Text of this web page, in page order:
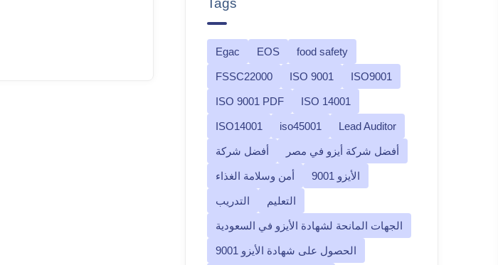
Tags
Egac EOS food safety
FSSC22000 ISO 9001 ISO9001
ISO 9001 PDF ISO 14001
ISO14001 iso45001 Lead Auditor
أفضل شركة أفضل شركة أيزو في مصر
أمن وسلامة الغذاء الأيزو 9001
التدريب التعليم
الجهات المانحة لشهادة الأيزو في السعودية
الحصول على شهادة الأيزو 9001